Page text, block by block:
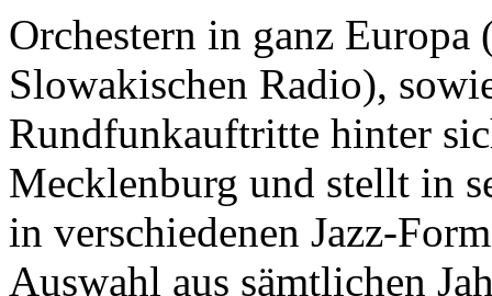
Orchestern in ganz Europa
Slowakischen Radio),
Rundfunkauftritte hinter
Mecklenburg und stellt in
in verschiedenen Jazz-
Auswahl aus sämtlichen